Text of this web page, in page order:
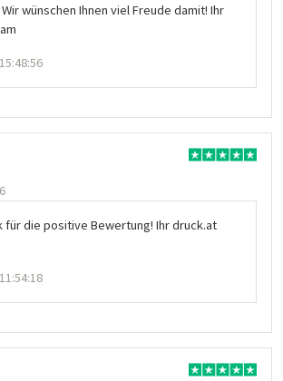
wünschen Ihnen viel Freude damit! Ihr
für die positive Bewertung! Ihr druck.at